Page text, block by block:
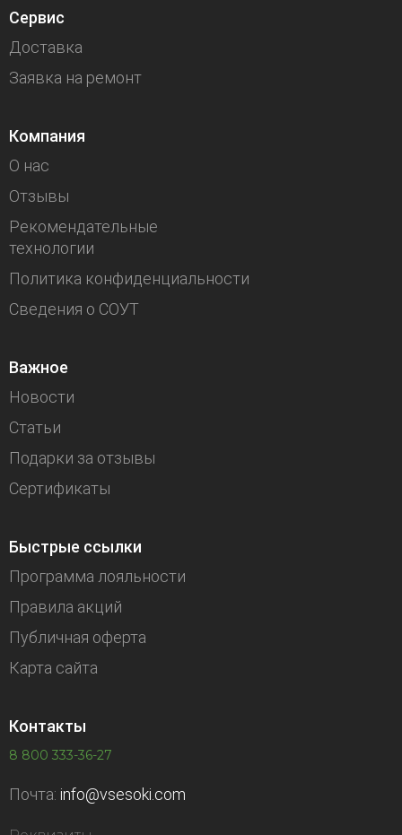
Сервис
Доставка
Заявка на ремонт
Компания
О нас
Отзывы
Рекомендательные
технологии
Политика конфиденциальности
Сведения о СОУТ
Важное
Новости
Статьи
Подарки за отзывы
Сертификаты
Быстрые ссылки
Программа лояльности
Правила акций
Публичная оферта
Карта сайта
Контакты
8 800 333-36-27
Почта: info@vsesoki.com